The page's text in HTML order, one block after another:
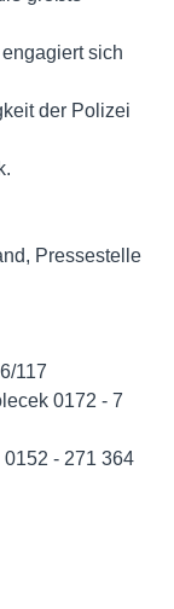
sich
der Polizei
Pressestelle
117
0172 - 7
- 271 364